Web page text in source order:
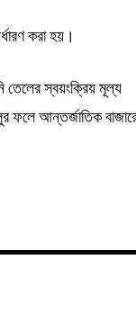
করা হয়।
তেলের স্বয়ংক্রিয় মূল্য
ফলে আন্তর্জাতিক